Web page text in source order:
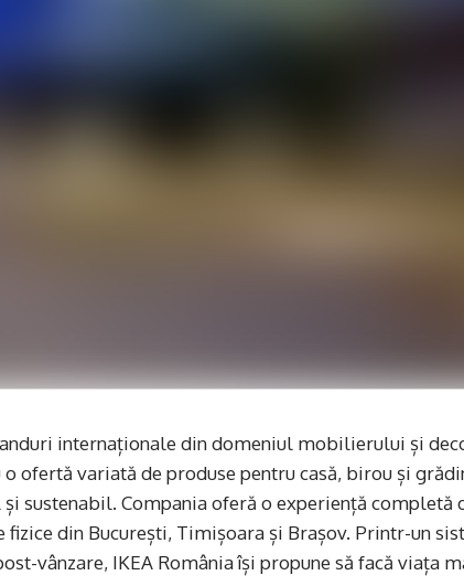
internaționale din domeniul mobilierului și
ofertă variată de produse pentru casă, birou și
sustenabil. Compania oferă o experiență completă
din București, Timișoara și Brașov. Printr-un
vânzare, IKEA România își propune să facă viața